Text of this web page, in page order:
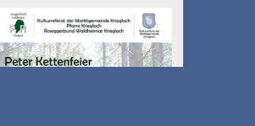
am 07.08.2026